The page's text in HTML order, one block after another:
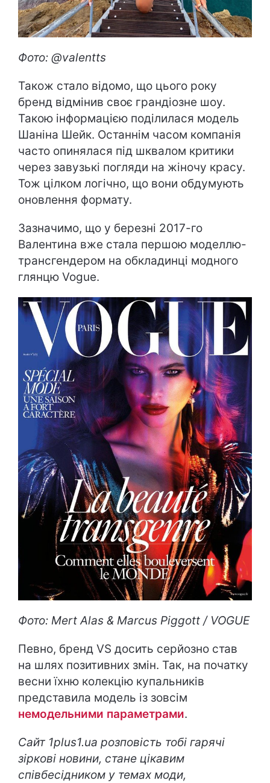
Фото: @valentts
Також стало відомо, що цього року
бренд відмінив своє грандіозне шоу.
Такою інформацією поділилася модель
Шаніна Шейк. Останнім часом компанія
часто опинялася під шквалом критики
через завузькі погляди на жіночу красу.
Тож цілком логічно, що вони обдумують
оновлення формату.
Зазначимо, що у березні 2017-го
Валентина вже стала першою моделлю-
трансгендером на обкладинці модного
глянцю Vogue.
Фото: Mert Alas & Marcus Piggott / VOGUE
Певно, бренд VS досить серйозно став
на шлях позитивних змін. Так, на початку
весни їхню колекцію купальників
представила модель із зовсім
немодельними параметрами.
Сайт 1plus1.ua розповість тобі гарячі
зіркові новини, стане цікавим
співбесідником у темах моди,